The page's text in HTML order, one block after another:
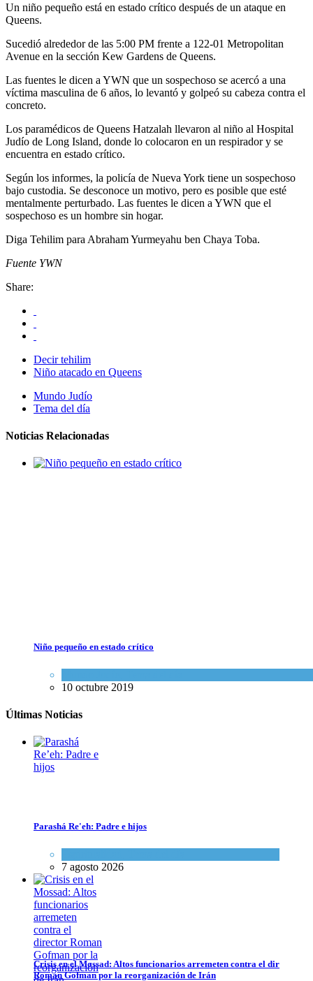
Un niño pequeño está en estado crítico después de un ataque en
Queens.
Sucedió alrededor de las 5:00 PM frente a 122-01 Metropolitan
Avenue en la sección Kew Gardens de Queens.
Las fuentes le dicen a YWN que un sospechoso se acercó a una
víctima masculina de 6 años, lo levantó y golpeó su cabeza contra el
concreto.
Los paramédicos de Queens Hatzalah llevaron al niño al Hospital
Judío de Long Island, donde lo colocaron en un respirador y se
encuentra en estado crítico.
Según los informes, la policía de Nueva York tiene un sospechoso
bajo custodia. Se desconoce un motivo, pero es posible que esté
mentalmente perturbado. Las fuentes le dicen a YWN que el
sospechoso es un hombre sin hogar.
Diga Tehilim para Abraham Yurmeyahu ben Chaya Toba.
Fuente YWN
Share:
Decir tehilim
Niño atacado en Queens
Mundo Judío
Tema del día
Noticias Relacionadas
Niño pequeño en estado crítico
10 octubre 2019
Últimas Noticias
Parashá Re'eh: Padre e hijos
7 agosto 2026
Crisis en el Mossad: Altos funcionarios arremeten contra el director
Roman Gofman por la reorganización de Irán